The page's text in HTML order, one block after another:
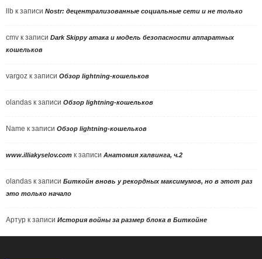
llb к записи Nostr: децентрализованные социальные сети и не только
cmv к записи Dark Skippy атака и модель безопасности аппаратных
кошельков
vargoz к записи Обзор lightning-кошельков
olandas к записи Обзор lightning-кошельков
Name к записи Обзор lightning-кошельков
www.illiakyselov.com к записи Анатомия халвинга, ч.2
olandas к записи Биткойн вновь у рекордных максимумов, но в этот раз
это только начало
Артур к записи История войны за размер блока в Биткойне